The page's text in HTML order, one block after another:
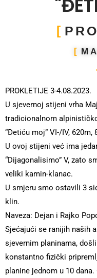
PROKLETIJE 3-4.08.2023.
U sjevernoj stijeni vrha
tradicionalnom
“Đetiću moj” VI-/IV, 620m,
U ovoj stijeni već ima
“Dijagonalisimo” V, zato
veliki kamin-klanac.
U smjeru smo ostavili 3
klin.
Naveza: Dejan i Rajko
Sjećajući se ranijih naših
sjevernim planinama,
konstantno fizički
planine jednom u 10